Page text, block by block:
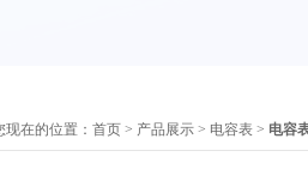
现在的位置： 首页 > 产品展示 > 电容表 > 电容